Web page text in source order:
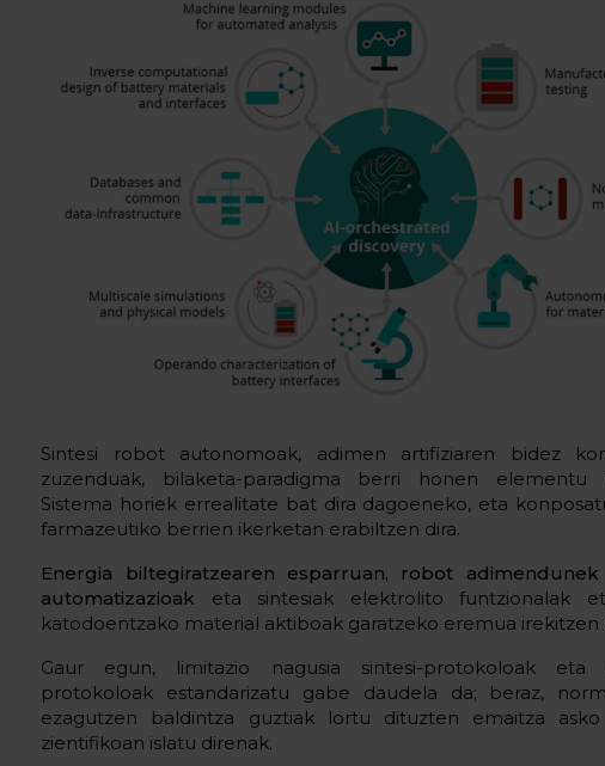
Sintesi robot autonomoak, adimen artifiziaren bidez
zuzenduak, bilaketa-paradigma berri honen elementu
Sistema horiek errealitate bat dira dagoeneko, eta
farmazeutiko berrien ikerketan erabiltzen dira.
Energia biltegiratzearen esparruan, robot
automatizazioak eta sintesiak elektrolito funtzionalak
katodoentzako material aktiboak garatzeko eremua irekitzen
Gaur egun, limitazio nagusia sintesi-protokoloak eta
protokoloak estandarizatu gabe daudela da; beraz,
ezagutzen baldintza guztiak lortu dituzten emaitza
zientifikoan islatu direnak.